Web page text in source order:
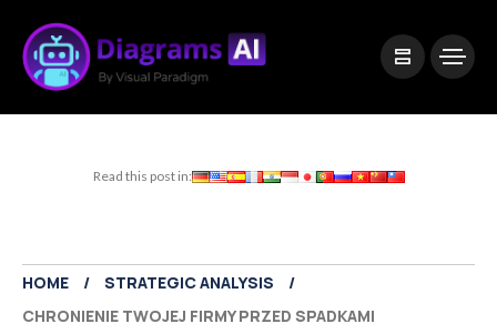
Read this post in:
HOME
STRATEGIC ANALYSIS
CHRONIENIE TWOJEJ FIRMY PRZED SPADKAMI